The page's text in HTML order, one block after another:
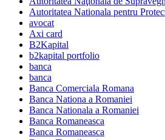
Autoritatea Nationala pentru
avocat
Axi card
B2Kapital
b2kapital portfolio
banca
banca
Banca Comerciala Romana
Banca Nationa a Romaniei
Banca Nationala a Romaniei
Banca Romaneasca
Banca Romaneasca